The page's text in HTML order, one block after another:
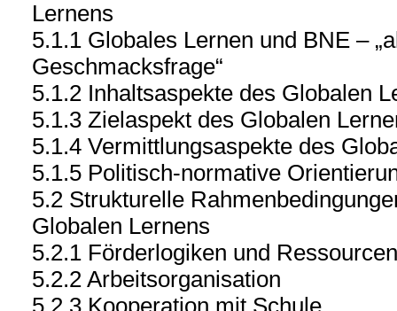
Lernens
5.1.1 Globales Lernen und BNE –
Geschmacksfrage“
5.1.2 Inhaltsaspekte des Globalen
5.1.3 Zielaspekt des Globalen
5.1.4 Vermittlungsaspekte des
5.1.5 Politisch-normative
5.2 Strukturelle
Globalen Lernens
5.2.1 Förderlogiken und Ressourcen
5.2.2 Arbeitsorganisation
5.2.3 Kooperation mit Schule